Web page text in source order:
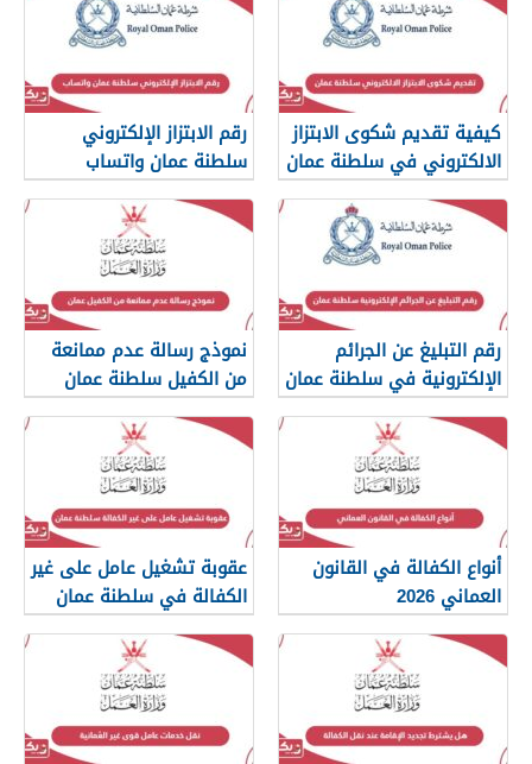
كيفية تقديم شكوى الابتزاز
الالكتروني في سلطنة عمان
رقم الابتزاز الإلكتروني
سلطنة عمان واتساب
رقم التبليغ عن الجرائم
الإلكترونية في سلطنة عمان
2026
نموذج رسالة عدم ممانعة
من الكفيل سلطنة عمان
أنواع الكفالة في القانون
العماني 2026
عقوبة تشغيل عامل على غير
الكفالة في سلطنة عمان